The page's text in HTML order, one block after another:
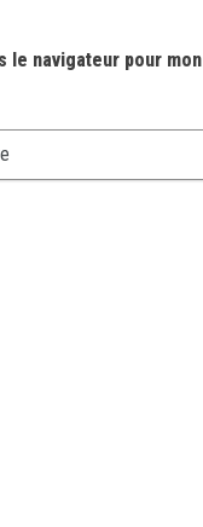
le navigateur pour mon